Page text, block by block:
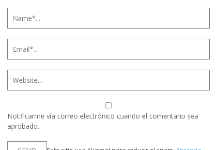
Notificarme vía correo electrónico cuando el comentario sea
aprobado.